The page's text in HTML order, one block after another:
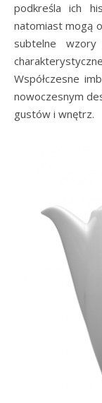
podkreśla ich
natomiast mogą
subtelne
Współczesne
nowoczesnym
gustów i wnętrz.